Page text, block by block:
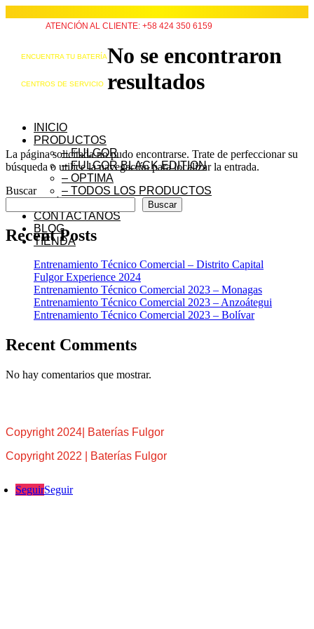
ATENCIÓN AL CLIENTE: +58 424 350 6159
ENCUENTRA TU BATERÍA
CENTROS DE SERVICIO
INICIO
PRODUCTOS
– FULGOR
– FULGOR BLACK EDITION
– OPTIMA
– TODOS LOS PRODUCTOS
CONTÁCTANOS
BLOG
TIENDA
No se encontraron
resultados
La página solicitada no pudo encontrarse. Trate de perfeccionar su
búsqueda o utilice la navegación para localizar la entrada.
Buscar
Buscar
Recent Posts
Entrenamiento Técnico Comercial – Distrito Capital
Fulgor Experience 2024
Entrenamiento Técnico Comercial 2023 – Monagas
Entrenamiento Técnico Comercial 2023 – Anzoátegui
Entrenamiento Técnico Comercial 2023 – Bolívar
Recent Comments
No hay comentarios que mostrar.
Copyright 2024| Baterías Fulgor
Copyright 2022 | Baterías Fulgor
SeguirSeguir